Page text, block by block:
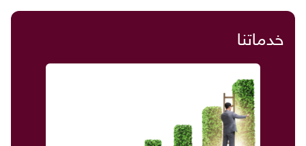
خدماتنا